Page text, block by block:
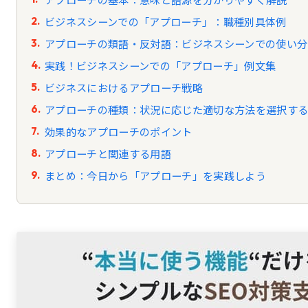
ビジネスシーンでの「アプローチ」：職種別具体例
アプローチの類語・反対語：ビジネスシーンでの使い
実践！ビジネスシーンでの「アプローチ」例文集
ビジネスにおけるアプローチ戦略
アプローチの種類：状況に応じた適切な方法を選択する
効果的なアプローチのポイント
アプローチと関連する用語
まとめ：今日から「アプローチ」を実践しよう